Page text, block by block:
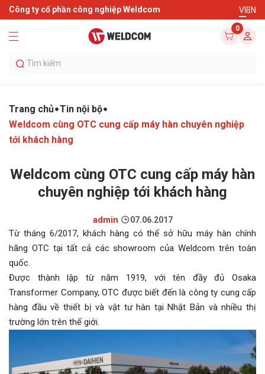
Công ty cổ phần công nghiệp Weldcom VIEN
0
Trang chủ Tin nội bộ
Weldcom cùng OTC cung cấp máy hàn chuyên nghiệp
tới khách hàng
Weldcom cùng OTC cung cấp máy hàn
chuyên nghiệp tới khách hàng
admin 07.06.2017
Từ tháng 6/2017, khách hàng có thể sở hữu máy hàn chính
hãng OTC tại tất cả các showroom của Weldcom trên toàn
quốc.
Được thành lập từ năm 1919, với tên đầy đủ Osaka
Transformer Company, OTC được biết đến là công ty cung cấp
hàng đầu về thiết bị và vật tư hàn tại Nhật Bản và nhiều thị
trường lớn trên thế giới.